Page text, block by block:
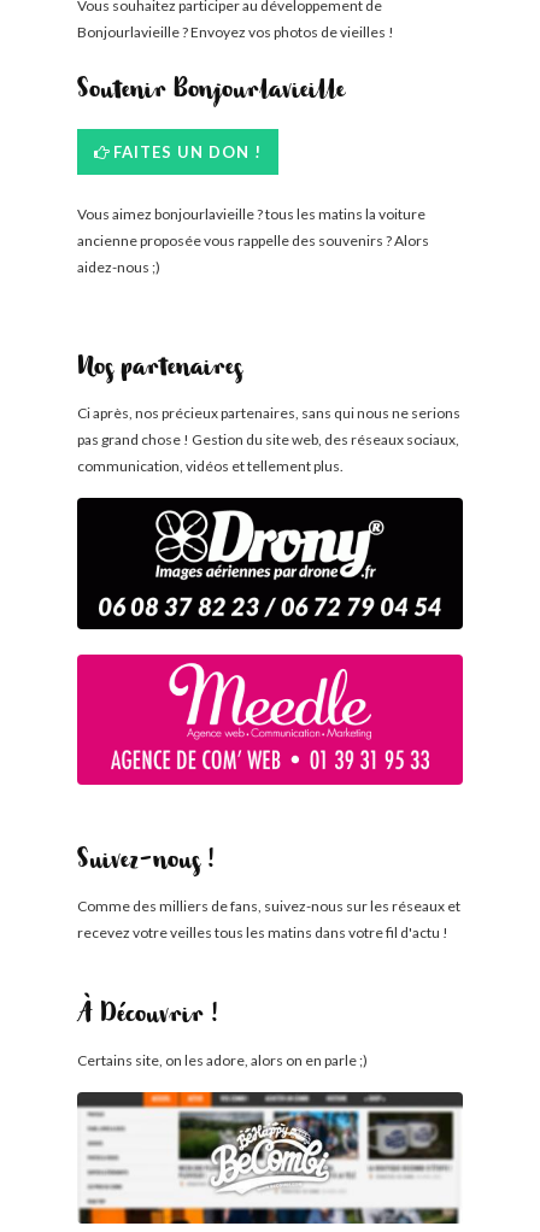
Vous souhaitez participer au développement de
Bonjourlavieille ? Envoyez vos photos de vieilles !
Soutenir Bonjourlavieille
FAITES UN DON !
Vous aimez bonjourlavieille ? tous les matins la voiture
ancienne proposée vous rappelle des souvenirs ? Alors
aidez-nous ;)
Nos partenaires
Ci après, nos précieux partenaires, sans qui nous ne serions
pas grand chose ! Gestion du site web, des réseaux sociaux,
communication, vidéos et tellement plus.
Suivez-nous !
Comme des milliers de fans, suivez-nous sur les réseaux et
recevez votre veilles tous les matins dans votre fil d'actu !
À Découvrir !
Certains site, on les adore, alors on en parle ;)